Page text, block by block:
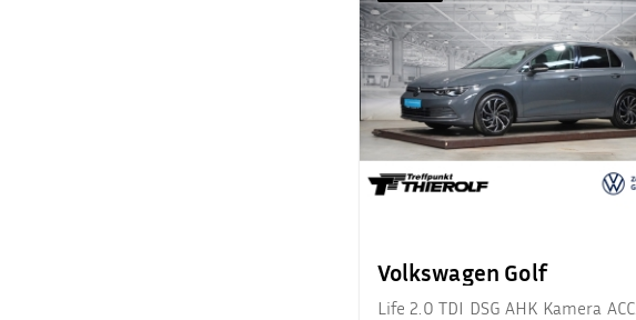
Volkswagen Golf
Life 2.0 TDI DSG AHK Kamera ACC